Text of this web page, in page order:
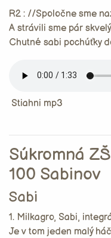
R2 : //Spoločne sme
A strávili sme pár
Chutné sabi pochúťky
Stiahni mp3
Súkromná
100 Sabinov
Sabi
1. Milkagro, Sabi,
Je v tom jeden malý